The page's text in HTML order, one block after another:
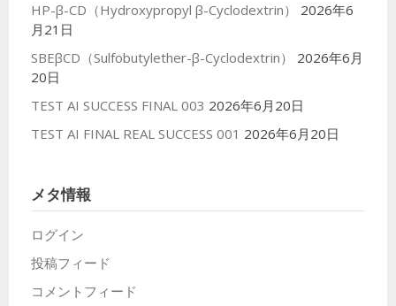
HP-β-CD（Hydroxypropyl β-Cyclodextrin）
2026年6
月21日
SBEβCD（Sulfobutylether-β-Cyclodextrin）
2026年6月
20日
TEST AI SUCCESS FINAL 003 2026年6月20日
TEST AI FINAL REAL SUCCESS 001 2026年6月20日
メタ情報
ログイン
投稿フィード
コメントフィード